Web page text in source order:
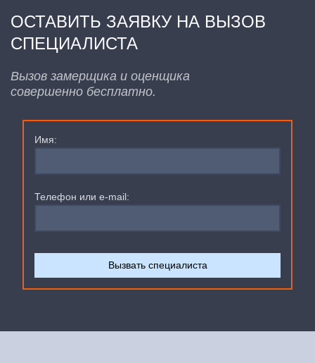
ОСТАВИТЬ ЗАЯВКУ НА ВЫЗОВ
СПЕЦИАЛИСТА
Вызов замерщика и оценщика
совершенно бесплатно.
Имя:
Телефон или e-mail: